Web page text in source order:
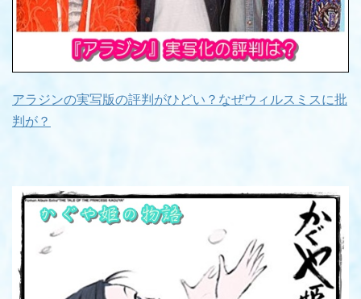
アラジンの実写版の評判がひどい？なぜウィルスミスに批
判が？